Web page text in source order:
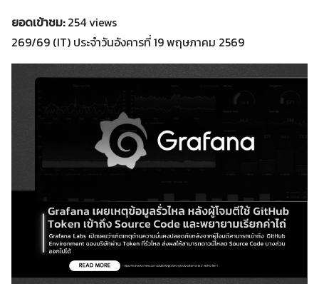
ยอดเข้าชม:254 views
269/69 (IT) ประจำวันอังคารที่ 19 พฤษภาคม 2569